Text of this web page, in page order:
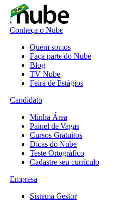
Conheça o Nube
Quem somos
Faça parte do Nube
Blog
TV Nube
Feira de Estágios
Candidato
Minha Área
Painel de Vagas
Cursos Gratuitos
Dicas do Nube
Teste Ortográfico
Cadastre seu currículo
Empresa
Sistema Gestor